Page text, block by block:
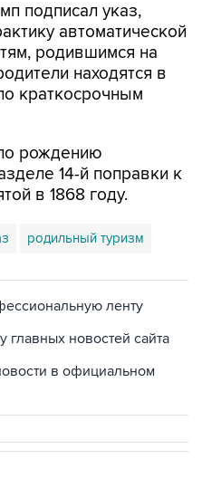
подписал указ,
автоматической
родившимся на
находятся в
краткосрочным
рождению
14-й поправки к
в 1868 году.
родильный туризм
ленту
главных новостей сайта
в официальном